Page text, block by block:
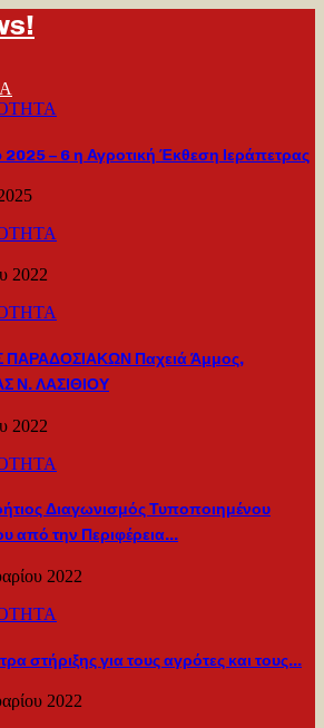
– 6 η Αγροτική Έκθεση Ιεράπετρας
2022
ΠΑΡΑΔΟΣΙΑΚΩΝ Παχειά Άμμος,
Ν. ΛΑΣΙΘΙΟΥ
2022
Διαγωνισμός Τυποποιημένου
από την Περιφέρεια…
2022
στήριξης για τους αγρότες και τους…
2022